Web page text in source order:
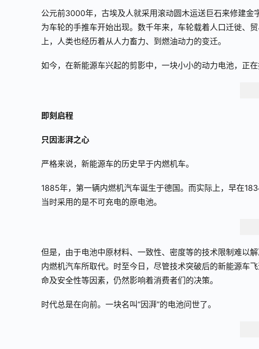
公元前3000年，古埃及人就采用滚动圆木运送巨石来修建
为车轮的手推车开始出现。数千年来，车轮载着人口迁徙、
上，人类也经历着从人力畜力、到燃油动力的变迁。
如今，在新能源车兴起的剪影中，一块小小的动力电池，正在
即刻启程
只因澎湃之心
严格来说，新能源车的历史早于内燃机车。
1885年，第一辆内燃机汽车诞生于德国。而实际上，早在
当时采用的是不可充电的原电池。
但是，由于电池中原材料、一致性、密度等的技术限制难以
内燃机汽车所取代。时至今日，尽管技术突破后的新能源车
命及安全性等因素，仍然影响着消费者们的决策。
时代总是在向前。一块名叫“因湃”的电池问世了。